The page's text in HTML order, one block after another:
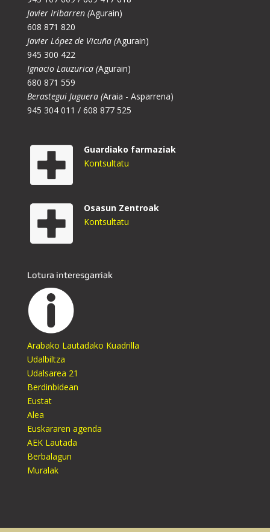
Javier Iribarren (Agurain)
608 871 820
Javier López de Vicuña (Agurain)
945 300 422
Ignacio Lauzurica (Agurain)
680 871 559
Berastegui Juguera (Araia - Asparrena)
945 304 011 / 608 877 525
Guardiako farmaziak
Kontsultatu
Osasun Zentroak
Kontsultatu
Lotura interesgarriak
Arabako Lautadako Kuadrilla
Udalbiltza
Udalsarea 21
Berdinbidean
Eustat
Alea
Euskararen agenda
AEK Lautada
Berbalagun
Muralak